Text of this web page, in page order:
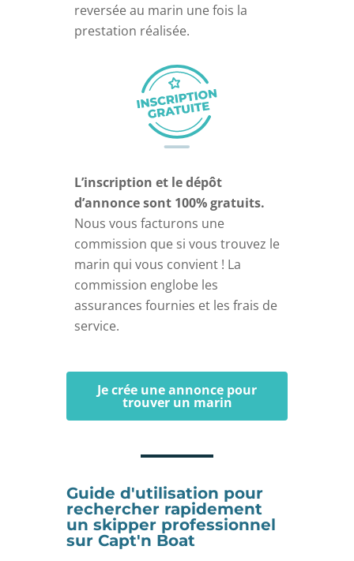
reversée au marin une fois la
prestation réalisée.
L’inscription et le dépôt
d’annonce sont 100% gratuits.
Nous vous facturons une
commission que si vous trouvez le
marin qui vous convient ! La
commission englobe les
assurances fournies et les frais de
service.
Je crée une annonce pour
trouver un marin
Guide d'utilisation pour
rechercher rapidement
un skipper professionnel
sur Capt'n Boat